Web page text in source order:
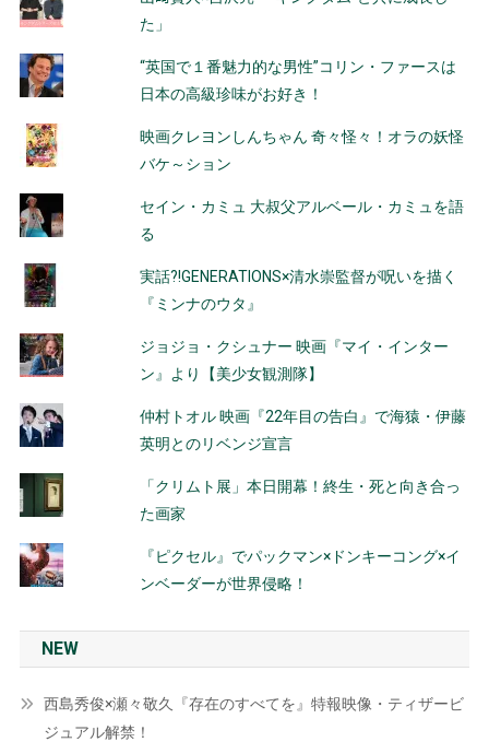
た」
“英国で１番魅力的な男性”コリン・ファースは
日本の高級珍味がお好き！
映画クレヨンしんちゃん 奇々怪々！オラの妖怪
バケ～ション
セイン・カミュ 大叔父アルベール・カミュを語
る
実話?!GENERATIONS×清水崇監督が呪いを描く
『ミンナのウタ』
ジョジョ・クシュナー 映画『マイ・インター
ン』より【美少女観測隊】
仲村トオル 映画『22年目の告白』で海猿・伊藤
英明とのリベンジ宣言
「クリムト展」本日開幕！終生・死と向き合っ
た画家
『ピクセル』でパックマン×ドンキーコング×イ
ンベーダーが世界侵略！
NEW
西島秀俊×瀬々敬久『存在のすべてを』特報映像・ティザービ
ジュアル解禁！